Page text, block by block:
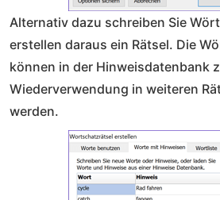
Alternativ dazu schreiben Sie
erstellen daraus ein Rätsel. Die
können in der Hinweisdatenbank
Wiederverwendung in weiteren
werden.